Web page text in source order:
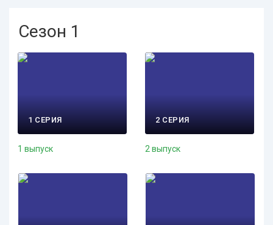
Сезон 1
1 СЕРИЯ
1 выпуск
2 СЕРИЯ
2 выпуск